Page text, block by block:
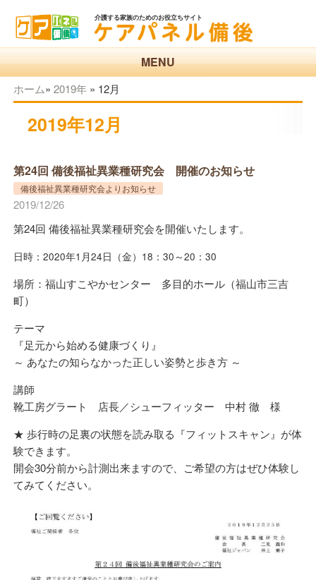
介護する家族のためのお役立ちサイト
MENU
ホーム» 2019年» 12月
2019年12月
第24回 備後福祉異業種研究会 開催のお知らせ
備後福祉異業種研究会よりお知らせ
2019/12/26
第24回 備後福祉異業種研究会を開催いたします。
日時：2020年1月24日（金）18：30～20：30
場所：福山すこやかセンター 多目的ホール（福山市三吉
町）
テーマ
『足元から始める健康づくり』
～ あなたの知らなかった正しい姿勢と歩き方 ～
講師
靴工房グラート 店長／シューフィッター 中村 徹 様
★ 歩行時の足裏の状態を読み取る『フィットスキャン』が体
験できます。
開会30分前から計測出来ますので、ご希望の方はぜひ体験し
てみてください。